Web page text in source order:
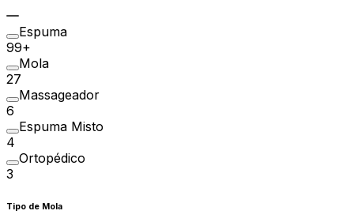
Espuma
99+
Mola
27
Massageador
6
Espuma Misto
4
Ortopédico
3
Tipo de Mola